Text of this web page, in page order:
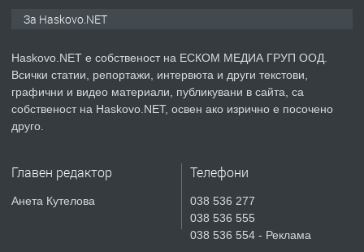
преди 5 дни
ПРЕДЛАГА
Продавам парцел в гр. Хасково кв.
СГЛОБЯВАНЕ НА МЕБЕЛИ.
За Haskovo.NET
Haskovo.NET е собственост на ЕСКОМ МЕДИА ГРУП ООД.
Всички статии, репортажи, интервюта и други текстови,
графични и видео материали, публикувани в сайта, са
собственост на Haskovo.NET, освен ако изрично е посочено
друго.
Главен редактор
Анета Кутелова
Телефони
038 536 277
038 536 555
038 536 554 - Реклама